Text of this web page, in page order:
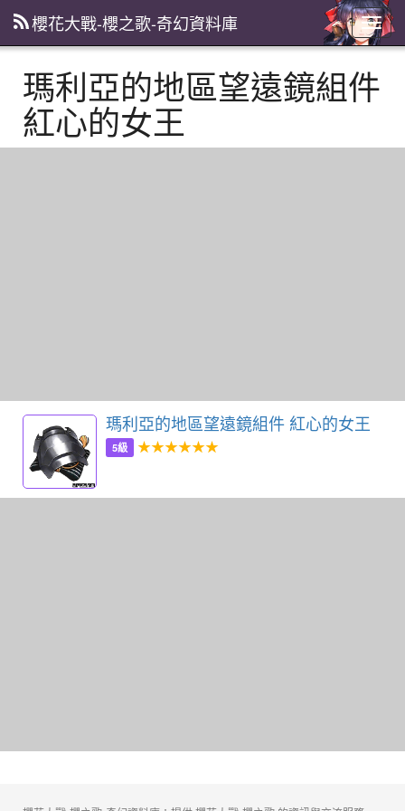
主
選
櫻花大戰-櫻之歌-奇幻資料庫
瑪利亞的地區望遠鏡組件
紅心的女王
瑪利亞的地區望遠鏡組件 紅心的女王
5級 ★★★★★★